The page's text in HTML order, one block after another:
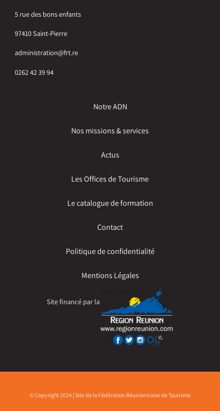
5 rue des bons enfants
97410 Saint-Pierre
administration@frt.re
0262 42 39 94
Notre ADN
Nos missions & services
Actus
Les Offices de Tourisme
Le catalogue de formation
Contact
Politique de confidentialité
Mentions Légales
Site financé par la
© Copyright 2024 | Site de la Fédération Réunionnaise de Tourisme